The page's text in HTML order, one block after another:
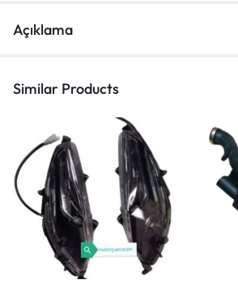
Açıklama
Similar Products